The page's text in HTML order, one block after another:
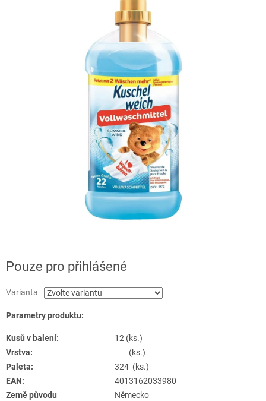
Pouze pro přihlášené
Varianta
Parametry produktu:
Kusů v balení:
12 (ks.)
Vrstva:
(ks.)
Paleta:
324 (ks.)
EAN:
4013162033980
Země původu
Německo